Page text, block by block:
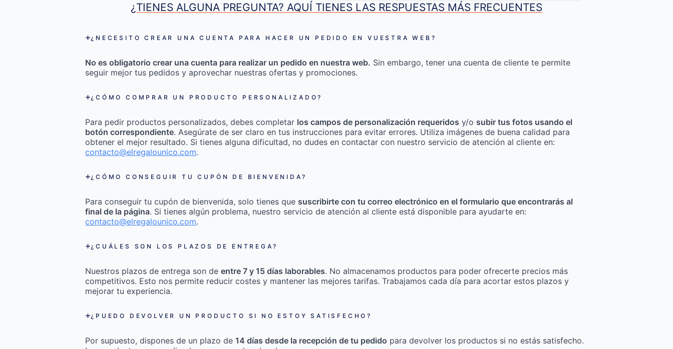
¿TIENES ALGUNA PREGUNTA? AQUÍ TIENES LAS RESPUESTAS MÁS FRECUENTES
¿NECESITO CREAR UNA CUENTA PARA HACER UN PEDIDO EN VUESTRA WEB?
No es obligatorio crear una cuenta para realizar un pedido en nuestra web. Sin embargo, tener una cuenta de cliente te permite
seguir mejor tus pedidos y aprovechar nuestras ofertas y promociones.
¿CÓMO COMPRAR UN PRODUCTO PERSONALIZADO?
Para pedir productos personalizados, debes completar los campos de personalización requeridos y/o subir tus fotos usando el
botón correspondiente. Asegúrate de ser claro en tus instrucciones para evitar errores. Utiliza imágenes de buena calidad para
obtener el mejor resultado. Si tienes alguna dificultad, no dudes en contactar con nuestro servicio de atención al cliente en:
contacto@elregalounico.com.
¿CÓMO CONSEGUIR TU CUPÓN DE BIENVENIDA?
Para conseguir tu cupón de bienvenida, solo tienes que suscribirte con tu correo electrónico en el formulario que encontrarás al
final de la página. Si tienes algún problema, nuestro servicio de atención al cliente está disponible para ayudarte en:
contacto@elregalounico.com.
¿CUÁLES SON LOS PLAZOS DE ENTREGA?
Nuestros plazos de entrega son deentre 7 y 15 días laborables. No almacenamos productos para poder ofrecerte precios más
competitivos. Esto nos permite reducir costes y mantener las mejores tarifas. Trabajamos cada día para acortar estos plazos y
mejorar tu experiencia.
¿PUEDO DEVOLVER UN PRODUCTO SI NO ESTOY SATISFECHO?
Por supuesto, dispones de un plazo de14 días desde la recepción de tu pedido para devolver los productos si no estás satisfecho.